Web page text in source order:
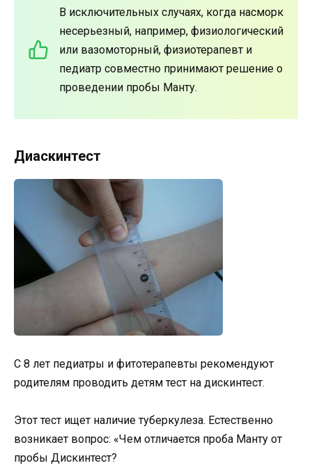
В исключительных случаях, когда насморк
несерьезный, например, физиологический
или вазомоторный, физиотерапевт и
педиатр совместно принимают решение о
проведении пробы Манту.
Диаскинтест
С 8 лет педиатры и фитотерапевты рекомендуют
родителям проводить детям тест на дискинтест.
Этот тест ищет наличие туберкулеза. Естественно
возникает вопрос: «Чем отличается проба Манту от
пробы Дискинтест?